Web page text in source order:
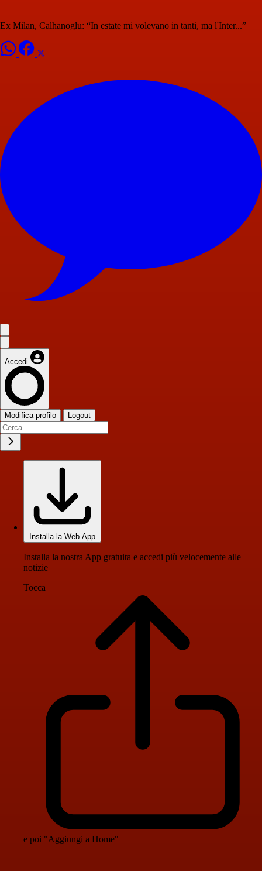
Ex Milan, Calhanoglu: “In estate mi volevano in tanti, ma l'Inter...”
Accedi
Modifica profilo Logout
Installa la Web App
Installa la nostra App gratuita e accedi più velocemente alle
notizie
Tocca
e poi "Aggiungi a Home"